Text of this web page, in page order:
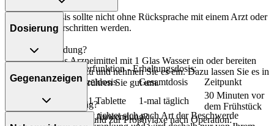
Die Gesamtdosis sollte nicht ohne Rücksprache mit einem Arzt oder
Apotheker überschritten werden.
Art der Anwendung?
Nehmen Sie das Arzneimittel mit 1 Glas Wasser ein oder bereiten
Sie das Arzneimittel zu und nehmen Sie es ein. Dazu lassen Sie es in
Wasser zerfallen und rühren Sie gut um.
Dauer der Anwendung?
Die Anwendungsdauer richtet sich nach Art der Beschwerde
Dosierung
Bei Schilddrüsenunterfunktion - Erhaltungsdosis:
Personenkreis
Einzeldosis Gesamtdosis
Zeitpunkt
Erwachsene
1/2-1 Tablette 1-mal täglich
30 Minuten vor
dem Frühstück
Bei gutartigem Kropf und zur Prophylaxe nach Operation:
Gegenanzeigen
Was spricht gegen eine Anwendung?